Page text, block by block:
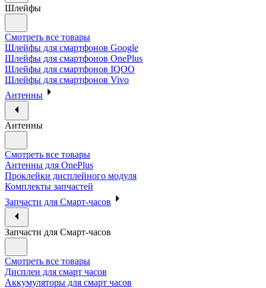
Шлейфы
Смотреть все товары
Шлейфы для смартфонов Google
Шлейфы для смартфонов OnePlus
Шлейфы для смартфонов IQOO
Шлейфы для смартфонов Vivo
Антенны
Антенны
Смотреть все товары
Антенны для OnePlus
Проклейки дисплейного модуля
Комплекты запчастей
Запчасти для Смарт-часов
Запчасти для Смарт-часов
Смотреть все товары
Дисплеи для смарт часов
Аккумуляторы для смарт часов